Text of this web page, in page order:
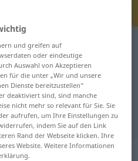
cela
Übersetzung
und greifen auf
oder eindeutige
Auswahl von Akzeptieren
für die unter „Wir und unsere
Dienste bereitzustellen“
deaktiviert sind, sind manche
nicht mehr so relevant für Sie. Sie
aufrufen, um Ihre Einstellungen zu
indem Sie auf den Link
Rand der Webseite klicken. Ihre
Website. Weitere Informationen